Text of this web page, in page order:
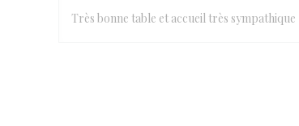
Très bonne table et accueil très sympathique